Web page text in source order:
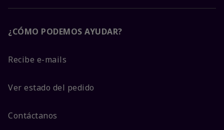
¿CÓMO PODEMOS AYUDAR?
Recibe e-mails
Ver estado del pedido
Contáctanos